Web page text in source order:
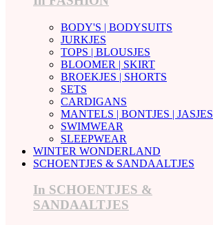
BODY'S | BODYSUITS
JURKJES
TOPS | BLOUSJES
BLOOMER | SKIRT
BROEKJES | SHORTS
SETS
CARDIGANS
MANTELS | BONTJES | JASJES
SWIMWEAR
SLEEPWEAR
WINTER WONDERLAND
SCHOENTJES & SANDAALTJES
In SCHOENTJES &
SANDAALTJES